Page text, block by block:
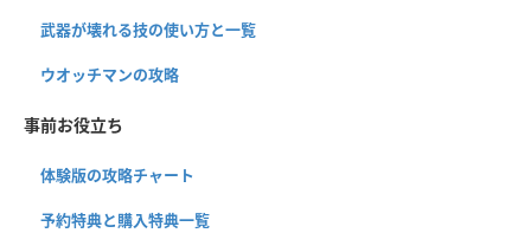
武器が壊れる技の使い方と一覧
ウオッチマンの攻略
事前お役立ち
体験版の攻略チャート
予約特典と購入特典一覧